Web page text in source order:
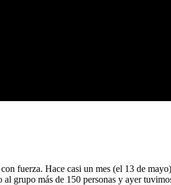
fuerza. Hace casi un mes (el 13 de
grupo más de 150 personas y ayer